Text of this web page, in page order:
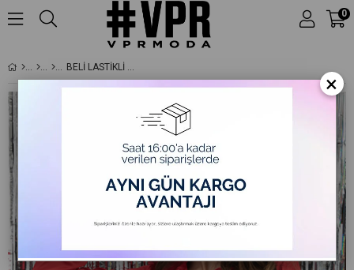
0
BELI LASTIKLI SATEN GÖMLEK - KIRMIZI
×